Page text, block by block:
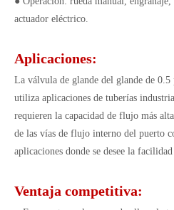
actuador eléctrico.
Aplicaciones:
La válvula de glande del glande de 0.5
utiliza aplicaciones de tuberías
requieren la capacidad de flujo más
de las vías de flujo interno del puerto
aplicaciones donde se desee la
Ventaja competitiva: